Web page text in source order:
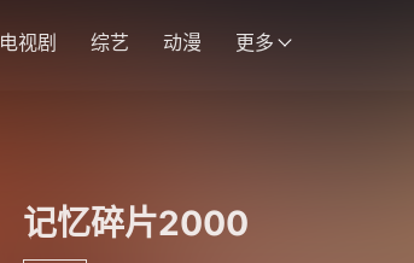
电视剧 综艺 动漫 更多
记忆碎片2000